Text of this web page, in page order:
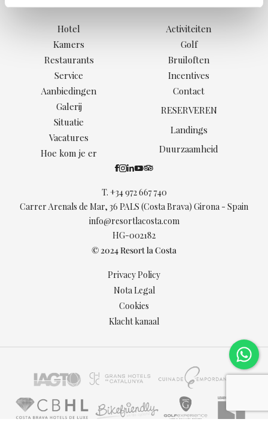
T. +34 972 667 740
Carrer Arenals de Mar, 36 PALS (Costa Brava) Girona - Spain
info@resortlacosta.com
HG-002182
Hotel
Kamers
Restaurants
Service
Activiteiten
Golf
Bruiloften
Incentives
Aanbiedingen
Galerij
Situatie
Vacatures
Hoe kom je er
Contact
RESERVEREN
Landings
Duurzaamheid
© 2024 Resort la Costa
Privacy Policy
Nota Legal
Cookies
Klacht kanaal